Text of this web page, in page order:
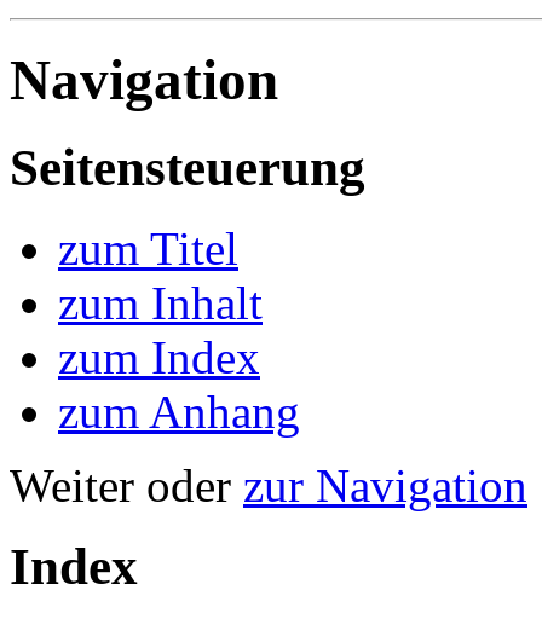
Navigation
Seitensteuerung
zum Titel
zum Inhalt
zum Index
zum Anhang
Weiter oder zur Navigation
Index